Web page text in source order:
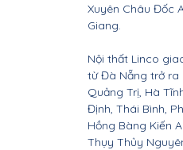
Xuyên Châu Đốc
Giang.
Nội thất Linco
từ Đà Nẵng trở ra
Quảng Trị, Hà
Định, Thái Bình,
Hồng Bàng Kiến
Thụy Thủy